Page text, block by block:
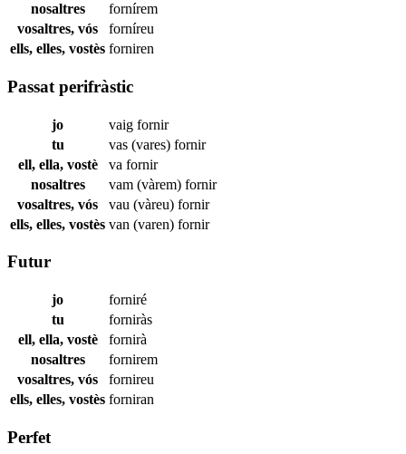
nosaltres
fornírem
vosaltres, vós
forníreu
ells, elles, vostès forniren
Passat perifràstic
jo vaig fornir
tu
vas (vares) fornir
ell, ella, vostè
va fornir
nosaltres
vam (vàrem) fornir
vosaltres, vós
vau (vàreu) fornir
ells, elles, vostès van (varen) fornir
Futur
jo
forniré
tu
forniràs
ell, ella, vostè
fornirà
nosaltres
fornirem
vosaltres, vós
fornireu
ells, elles, vostès forniran
Perfet